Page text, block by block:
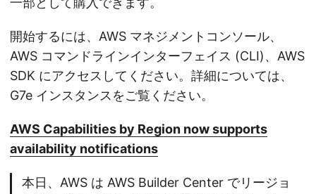
開始するには、AWS マネジメントコンソール、
AWS コマンドラインインターフェイス (CLI)、AWS
SDK にアクセスしてください。詳細については、
G7e インスタンスをご覧ください。
AWS Capabilities by Region now supports
availability notifications
本日、AWS は AWS Builder Center でリージョ